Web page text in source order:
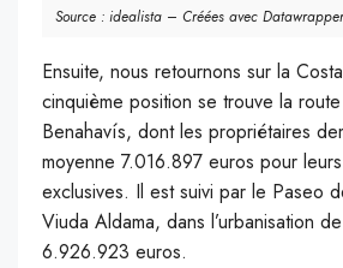
Source : idealista – Créées avec Datawrapper
Ensuite, nous retournons sur la
cinquième position se trouve la
Benahavís, dont les propriétaires
moyenne 7.016.897 euros pour
exclusives. Il est suivi par le Paseo
Viuda Aldama, dans l’urbanisation
6.926.923 euros.